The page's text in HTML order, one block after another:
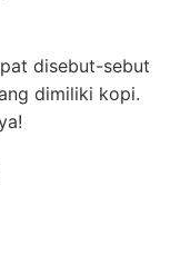
disebut-sebut
dimiliki kopi.